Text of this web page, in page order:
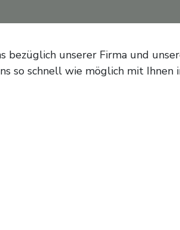
bezüglich unserer Firma und
so schnell wie möglich mit Ihnen